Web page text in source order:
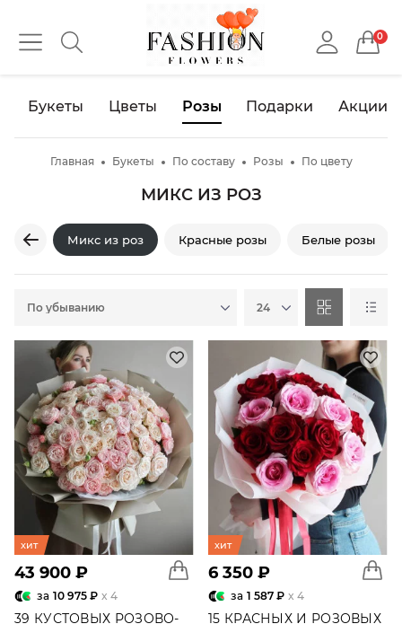
0
Букеты Цветы Розы Подарки Акции
Главная Букеты По составу Розы По цвету
МИКС ИЗ РОЗ
Микс из роз Красные розы Белые розы
хит
43 900 ₽
за 10 975 ₽ x 4
39 КУСТОВЫХ РОЗОВО-
хит
6 350 ₽
за 1 587 ₽ x 4
15 КРАСНЫХ И РОЗОВЫХ